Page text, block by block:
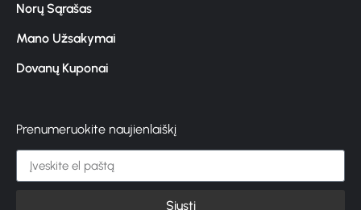
Norų Sąrašas
Mano Užsakymai
Dovanų Kuponai
Prenumeruokite naujienlaiškį
Siųsti